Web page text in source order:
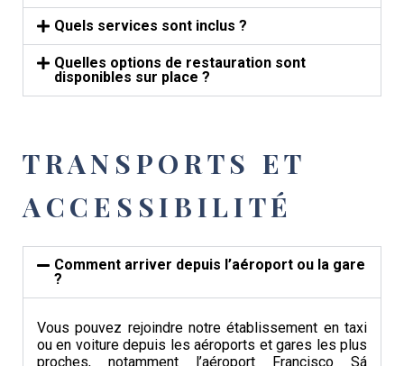
Quels services sont inclus ?
Quelles options de restauration sont
disponibles sur place ?
TRANSPORTS ET
ACCESSIBILITÉ
Comment arriver depuis l’aéroport ou la gare
?
Vous pouvez rejoindre notre établissement en taxi
ou en voiture depuis les aéroports et gares les plus
proches, notamment l’aéroport Francisco Sá